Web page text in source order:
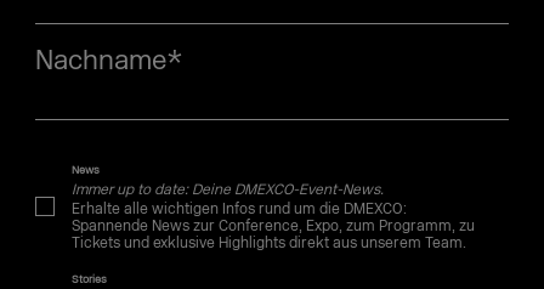
Nachname*
News
Immer up to date: Deine DMEXCO-Event-News.
Erhalte alle wichtigen Infos rund um die DMEXCO:
Spannende News zur Conference, Expo, zum Programm, zu
Tickets und exklusive Highlights direkt aus unserem Team.
Stories